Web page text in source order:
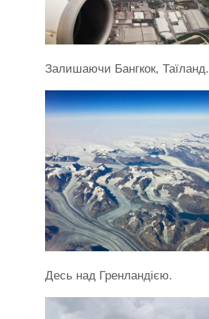
Залишаючи Бангкок, Таїланд.
Десь над Гренландією.